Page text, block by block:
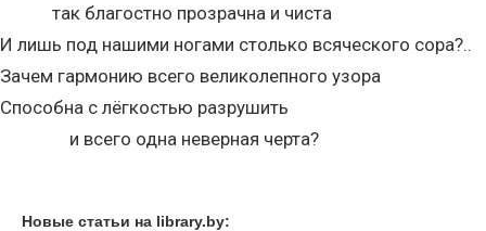
так благостно прозрачна и чиста
И лишь под нашими ногами столько всяческого сора?..
Зачем гармонию всего великолепного узора
Способна с лёгкостью разрушить
и всего одна неверная черта?
Новые статьи на library.by: